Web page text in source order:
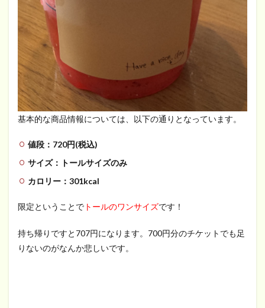
基本的な商品情報については、以下の通りとなっています。
値段：720円(税込)
サイズ：トールサイズのみ
カロリー：301kcal
限定ということで トールのワンサイズです！
持ち帰りですと707円になります。700円分のチケットでも足
りないのがなんか悲しいです。